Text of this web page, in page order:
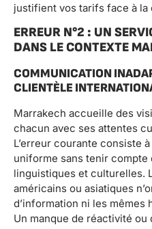
justifient vos tarifs face à
ERREUR N°2 : UN
DANS LE CONTEXTE
COMMUNICATION
CLIENTÈLE
Marrakech accueille des
chacun avec ses attentes
L’erreur courante consiste
uniforme sans tenir
linguistiques et culturelles.
américains ou asiatiques
d’information ni les mêmes
Un manque de réactivité